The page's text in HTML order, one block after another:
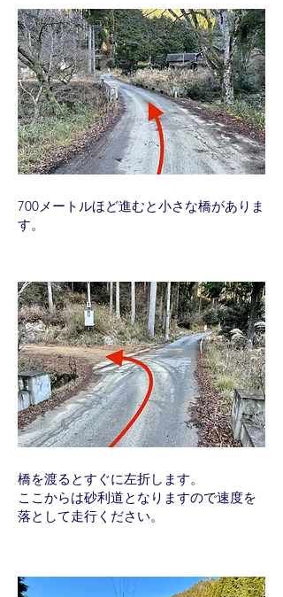
700メートルほど進むと小さな橋がありま
す。
橋を渡るとすぐに左折します。
ここからは砂利道となりますので速度を
落として走行ください。